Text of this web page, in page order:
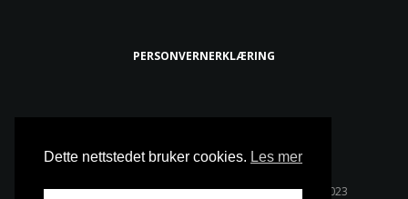
PERSONVERNERKLÆRING
Alle rettigheter reservert • Copyright © Natt & Dag 2023
Dette nettstedet bruker cookies. Les mer